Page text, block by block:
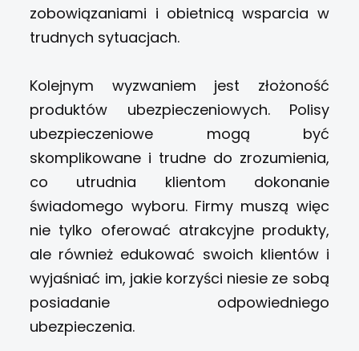
zobowiązaniami i obietnicą wsparcia w
trudnych sytuacjach.
Kolejnym wyzwaniem jest złożoność
produktów ubezpieczeniowych. Polisy
ubezpieczeniowe mogą być
skomplikowane i trudne do zrozumienia,
co utrudnia klientom dokonanie
świadomego wyboru. Firmy muszą więc
nie tylko oferować atrakcyjne produkty,
ale również edukować swoich klientów i
wyjaśniać im, jakie korzyści niesie ze sobą
posiadanie odpowiedniego
ubezpieczenia.